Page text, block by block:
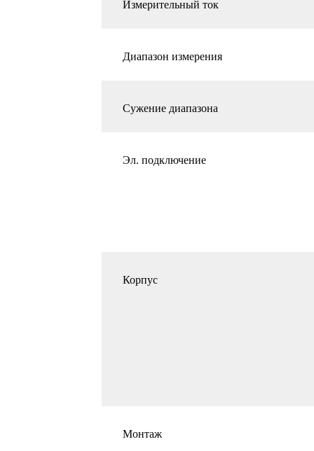
Измерительный ток
Диапазон измерения
Сужение диапазона
Эл. подключение
Корпус
Монтаж